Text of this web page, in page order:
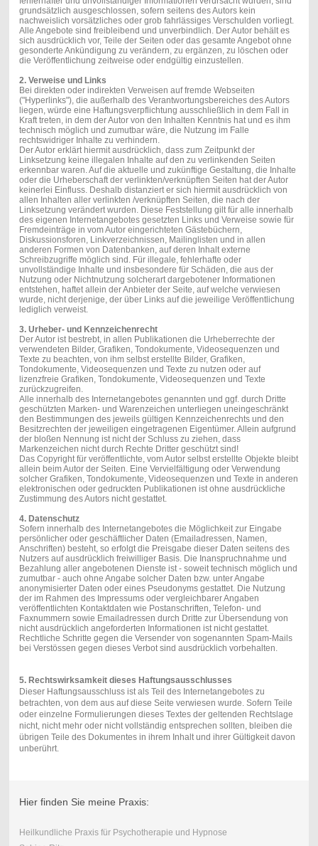
grundsätzlich ausgeschlossen, sofern seitens des Autors kein
nachweislich vorsätzliches oder grob fahrlässiges Verschulden vorliegt.
Alle Angebote sind freibleibend und unverbindlich. Der Autor behält es
sich ausdrücklich vor, Teile der Seiten oder das gesamte Angebot ohne
gesonderte Ankündigung zu verändern, zu ergänzen, zu löschen oder
die Veröffentlichung zeitweise oder endgültig einzustellen.
2. Verweise und Links
Bei direkten oder indirekten Verweisen auf fremde Webseiten
("Hyperlinks"), die außerhalb des Verantwortungsbereiches des Autors
liegen, würde eine Haftungsverpflichtung ausschließlich in dem Fall in
Kraft treten, in dem der Autor von den Inhalten Kenntnis hat und es ihm
technisch möglich und zumutbar wäre, die Nutzung im Falle
rechtswidriger Inhalte zu verhindern.
Der Autor erklärt hiermit ausdrücklich, dass zum Zeitpunkt der
Linksetzung keine illegalen Inhalte auf den zu verlinkenden Seiten
erkennbar waren. Auf die aktuelle und zukünftige Gestaltung, die Inhalte
oder die Urheberschaft der verlinkten/verknüpften Seiten hat der Autor
keinerlei Einfluss. Deshalb distanziert er sich hiermit ausdrücklich von
allen Inhalten aller verlinkten /verknüpften Seiten, die nach der
Linksetzung verändert wurden. Diese Feststellung gilt für alle innerhalb
des eigenen Internetangebotes gesetzten Links und Verweise sowie für
Fremdeinträge in vom Autor eingerichteten Gästebüchern,
Diskussionsforen, Linkverzeichnissen, Mailinglisten und in allen
anderen Formen von Datenbanken, auf deren Inhalt externe
Schreibzugriffe möglich sind. Für illegale, fehlerhafte oder
unvollständige Inhalte und insbesondere für Schäden, die aus der
Nutzung oder Nichtnutzung solcherart dargebotener Informationen
entstehen, haftet allein der Anbieter der Seite, auf welche verwiesen
wurde, nicht derjenige, der über Links auf die jeweilige Veröffentlichung
lediglich verweist.
3. Urheber- und Kennzeichenrecht
Der Autor ist bestrebt, in allen Publikationen die Urheberrechte der
verwendeten Bilder, Grafiken, Tondokumente, Videosequenzen und
Texte zu beachten, von ihm selbst erstellte Bilder, Grafiken,
Tondokumente, Videosequenzen und Texte zu nutzen oder auf
lizenzfreie Grafiken, Tondokumente, Videosequenzen und Texte
zurückzugreifen.
Alle innerhalb des Internetangebotes genannten und ggf. durch Dritte
geschützten Marken- und Warenzeichen unterliegen uneingeschränkt
den Bestimmungen des jeweils gültigen Kennzeichenrechts und den
Besitzrechten der jeweiligen eingetragenen Eigentümer. Allein aufgrund
der bloßen Nennung ist nicht der Schluss zu ziehen, dass
Markenzeichen nicht durch Rechte Dritter geschützt sind!
Das Copyright für veröffentlichte, vom Autor selbst erstellte Objekte bleibt
allein beim Autor der Seiten. Eine Vervielfältigung oder Verwendung
solcher Grafiken, Tondokumente, Videosequenzen und Texte in anderen
elektronischen oder gedruckten Publikationen ist ohne ausdrückliche
Zustimmung des Autors nicht gestattet.
4. Datenschutz
Sofern innerhalb des Internetangebotes die Möglichkeit zur Eingabe
persönlicher oder geschäftlicher Daten (Emailadressen, Namen,
Anschriften) besteht, so erfolgt die Preisgabe dieser Daten seitens des
Nutzers auf ausdrücklich freiwilliger Basis. Die Inanspruchnahme und
Bezahlung aller angebotenen Dienste ist - soweit technisch möglich und
zumutbar - auch ohne Angabe solcher Daten bzw. unter Angabe
anonymisierter Daten oder eines Pseudonyms gestattet. Die Nutzung
der im Rahmen des Impressums oder vergleichbarer Angaben
veröffentlichten Kontaktdaten wie Postanschriften, Telefon- und
Faxnummern sowie Emailadressen durch Dritte zur Übersendung von
nicht ausdrücklich angeforderten Informationen ist nicht gestattet.
Rechtliche Schritte gegen die Versender von sogenannten Spam-Mails
bei Verstössen gegen dieses Verbot sind ausdrücklich vorbehalten.
5. Rechtswirksamkeit dieses Haftungsausschlusses
Dieser Haftungsausschluss ist als Teil des Internetangebotes zu
betrachten, von dem aus auf diese Seite verwiesen wurde. Sofern Teile
oder einzelne Formulierungen dieses Textes der geltenden Rechtslage
nicht, nicht mehr oder nicht vollständig entsprechen sollten, bleiben die
übrigen Teile des Dokumentes in ihrem Inhalt und ihrer Gültigkeit davon
unberührt.
Hier finden Sie meine Praxis:
Heilkundliche Praxis für Psychotherapie und Hypnose